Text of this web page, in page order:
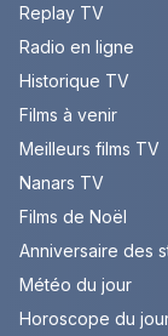
Replay TV
Radio en ligne
Historique TV
Films à venir
Meilleurs films TV
Nanars TV
Films de Noël
Anniversaire des
Météo du jour
Horoscope du